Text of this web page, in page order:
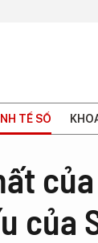
TẾ SỐ
của